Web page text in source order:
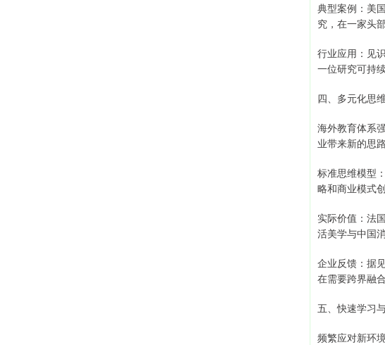
典型案例：美
究，在一家头
行业应用：见
一位研究可持
四、多元化思
海外教育体系
业带来新的思
标准思维模型
略和商业模式
实际价值：法
活美学与中国
企业反馈：据
在需要跨界融
五、快速学习
频繁应对新环